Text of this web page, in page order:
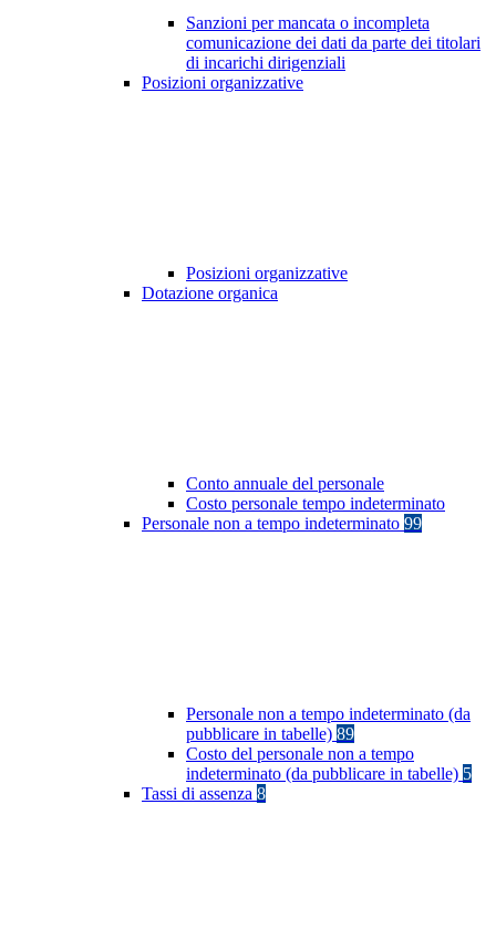
Sanzioni per mancata o incompleta
comunicazione dei dati da parte dei titolari
di incarichi dirigenziali
Posizioni organizzative
Posizioni organizzative
Dotazione organica
Conto annuale del personale
Costo personale tempo indeterminato
Personale non a tempo indeterminato 99
Personale non a tempo indeterminato (da
pubblicare in tabelle) 89
Costo del personale non a tempo
indeterminato (da pubblicare in tabelle) 5
Tassi di assenza 8